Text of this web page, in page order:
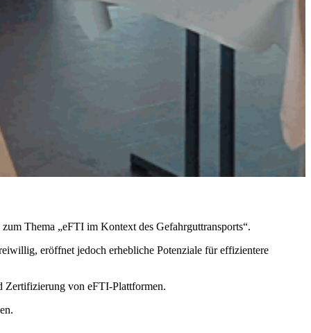
Thema „eFTI im Kontext des Gefahrguttransports“.
eröffnet jedoch erhebliche Potenziale für effizientere
Zertifizierung von eFTI-Plattformen.